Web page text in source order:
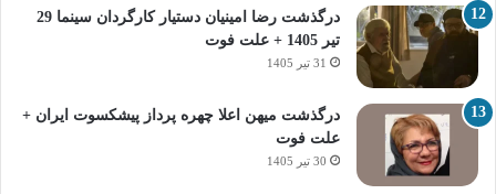
درگذشت رضا امینیان دستیار کارگردان سینما 29
تیر 1405 + علت فوت
31 تیر 1405
درگذشت میهن اعلا چهره پرداز پیشکسوت ایران +
علت فوت
30 تیر 1405